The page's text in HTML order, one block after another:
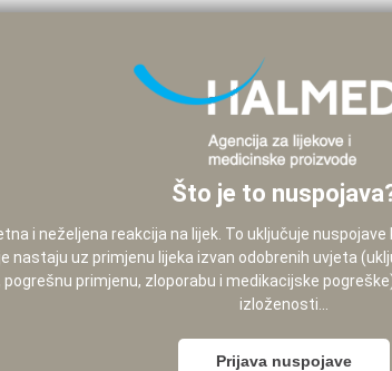
Što je to
i neželjena reakcija na lijek. To uključuje
nastaju uz primjenu lijeka izvan odobrenih uvjeta
pogrešnu primjenu, zloporabu i medikacijske
izloženosti...
Prijava nuspojave